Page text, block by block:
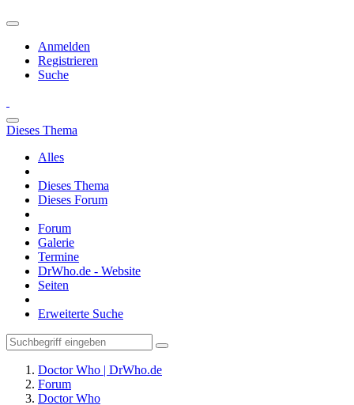
Anmelden
Registrieren
Suche
Dieses Thema
Alles
Dieses Thema
Dieses Forum
Forum
Galerie
Termine
DrWho.de - Website
Seiten
Erweiterte Suche
Doctor Who | DrWho.de
Forum
Doctor Who